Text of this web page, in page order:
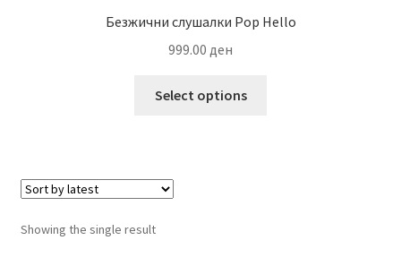
Безжични слушалки Pop Hello
999.00 ден
Select options
Showing the single result